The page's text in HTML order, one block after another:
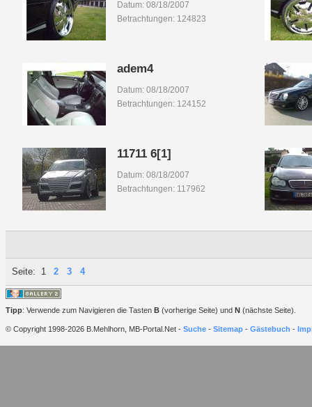
Datum: 08/18/2007
Betrachtungen: 124823
adem4
Datum: 08/18/2007
Betrachtungen: 124152
11711 6[1]
Datum: 08/18/2007
Betrachtungen: 117962
Seite: 1 2 3 4
Tipp: Verwende zum Navigieren die Tasten B (vorherige Seite) und N (nächste Seite).
© Copyright 1998-2026 B.Mehlhorn, MB-Portal.Net - Suche - Sitemap - Gästebuch -